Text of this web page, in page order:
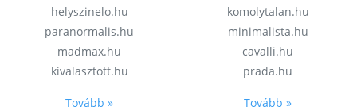
helyszinelo.hu
paranormalis.hu
madmax.hu
kivalasztott.hu
Tovább »
komolytalan.hu
minimalista.hu
cavalli.hu
prada.hu
Tovább »